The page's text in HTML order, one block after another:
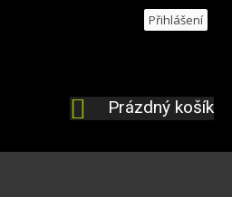
Přihlášení
NÁKUPNÍ
Prázdný košík